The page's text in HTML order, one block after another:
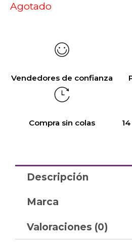
Agotado
Vendedores de confianza
Compra sin colas
Descripción
Marca
Valoraciones (0)